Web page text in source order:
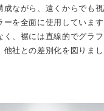
成ながら、遠くからでも
を全面に使用しています
く、裾には直線的でグラ
社との差別化を図りまし